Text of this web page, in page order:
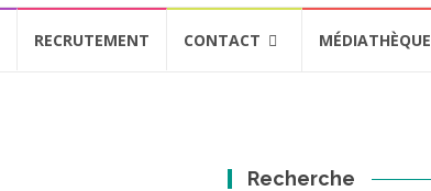
RECRUTEMENT CONTACT MÉDIATHÈQUE
Recherche